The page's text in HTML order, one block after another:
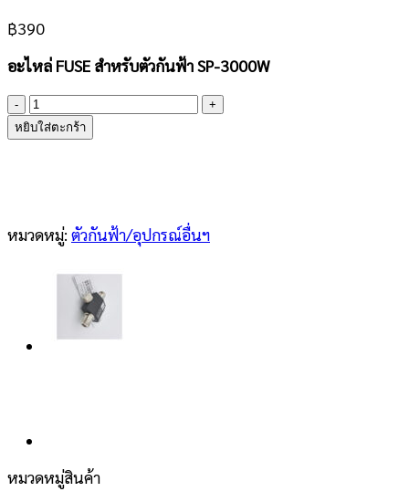
฿390
อะไหล่ FUSE สำหรับตัวกันฟ้า SP-3000W
จำนวน
FUSE
สำหรับ
SP-
3000W
หยิบใส่ตะกร้า
หมวดหมู่: ตัวกันฟ้า/อุปกรณ์อื่นฯ
หมวดหมู่สินค้า